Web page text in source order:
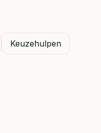
Keuzehulpen